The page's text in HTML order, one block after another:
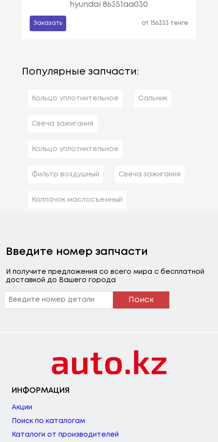
hyundai 86351aa030
Заказать от 156333 тенге
Популярные запчасти:
Кольцо уплотнительное Сальник
Свеча зажигания
Кольцо уплотнительное
Фильтр воздушный Свеча зажигания
Колпачок маслосъемный
Введите номер запчасти
И получите предложения со всего мира с бесплатной
доставкой до Вашего города
Поиск
ИНФОРМАЦИЯ
Акции
Поиск по каталогам
Каталоги от производителей